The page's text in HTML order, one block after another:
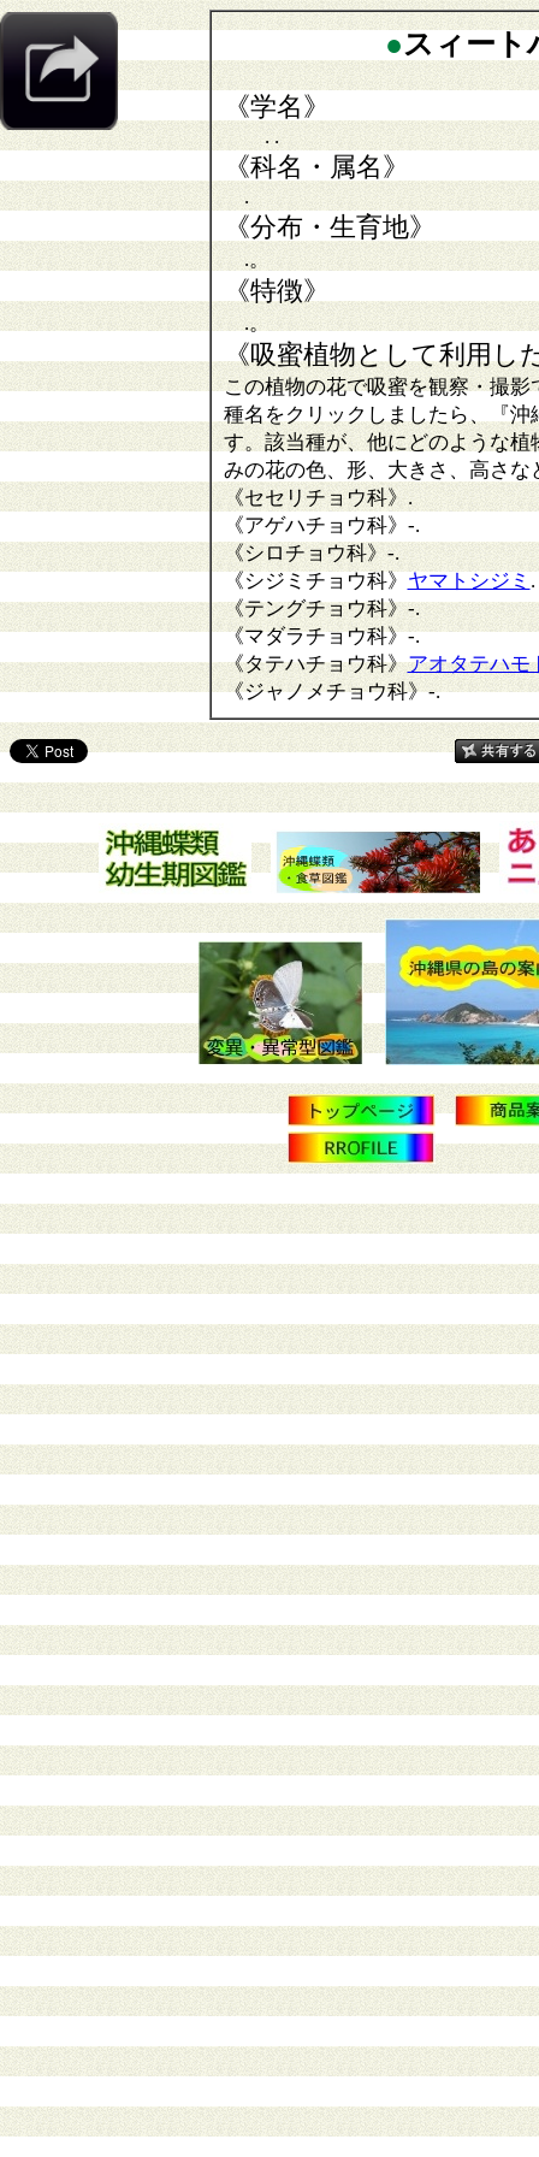
●スィート
《学名》
. .
《科名・属名》
.
《分布・生育地》
.。
《特徴》
.。
《吸蜜植物として利用し
この植物の花で吸蜜を観察・撮影
種名をクリックしましたら、『
す。該当種が、他にどのような
みの花の色、形、大きさ、高さ
《セセリチョウ科》.
《アゲハチョウ科》 -.
《シロチョウ科》 -.
《シジミチョウ科》 ヤマトシジミ .
《テングチョウ科》-.
《マダラチョウ科》-.
《タテハチョウ科》アオタテハモ
《ジャノメチョウ科》-.